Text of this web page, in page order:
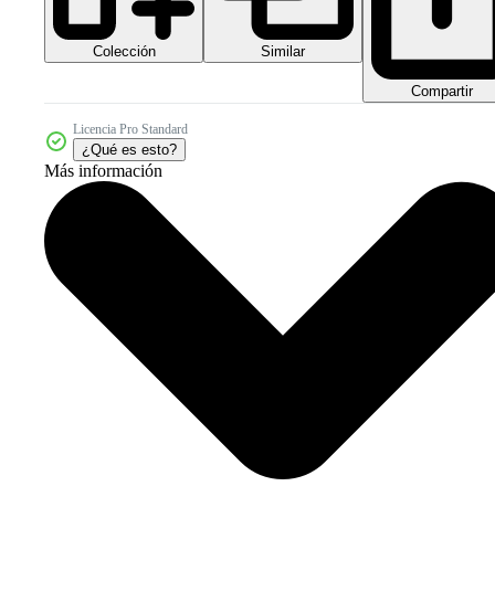
Colección Similar
Compartir
Licencia Pro Standard
¿Qué es esto?
Más información